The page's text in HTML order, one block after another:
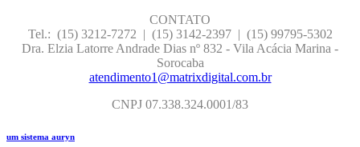
CONTATO
Tel.: (15) 3212-7272 | (15) 3142-2397 | (15) 99795-5302
Dra. Elzia Latorre Andrade Dias nº 832 - Vila Acácia Marina -
Sorocaba
atendimento1@matrixdigital.com.br
CNPJ 07.338.324.0001/83
um sistema auryn